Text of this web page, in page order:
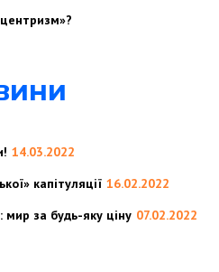
14.03.2022
капітуляції 16.02.2022
за будь-яку ціну 07.02.2022